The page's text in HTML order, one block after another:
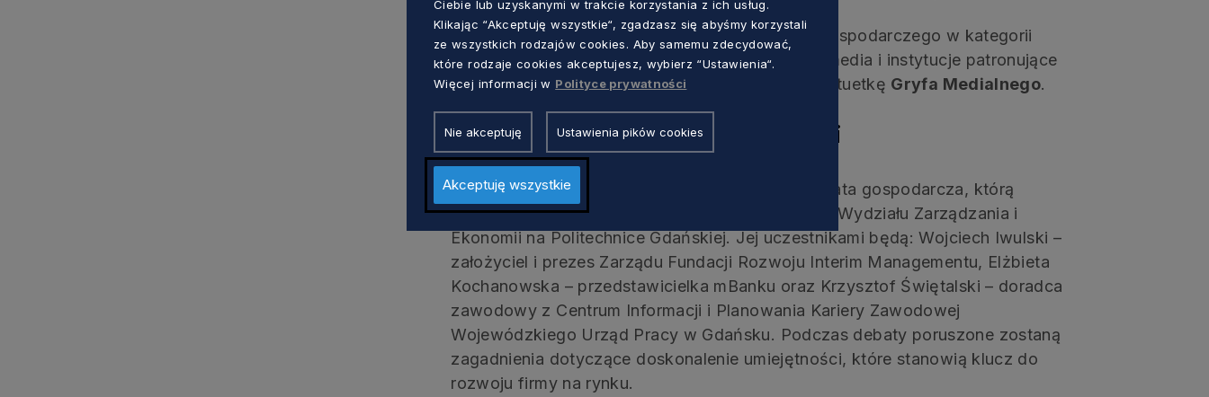
Kapituła konkursu przyzna też statuetkę Gryfa Gospodarczego w kategorii
Gmina przyjazna przedsiębiorcom, natomiast media i instytucje patronujące
konkursowi przyznają jednemu z uczestników statuetkę Gryfa Medialnego.
Debata o doskonaleniu umiejętności
Uroczystą galę wręczenia nagród poprzedzi debata gospodarcza, którą
poprowadzi prof. Małgorzata Gawrycka, dziekan Wydziału Zarządzania i
Ekonomii na Politechnice Gdańskiej. Jej uczestnikami będą: Wojciech Iwulski –
założyciel i prezes Zarządu Fundacji Rozwoju Interim Managementu, Elżbieta
Kochanowska – przedstawicielka mBanku oraz Krzysztof Świętalski – doradca
zawodowy z Centrum Informacji i Planowania Kariery Zawodowej
Wojewódzkiego Urząd Pracy w Gdańsku. Podczas debaty poruszone zostaną
zagadnienia dotyczące doskonalenie umiejętności, które stanowią klucz do
rozwoju firmy na rynku.
Ciebie lub uzyskanymi w trakcie korzystania z ich usług.
Klikając “Akceptuję wszystkie“, zgadzasz się abyśmy korzystali
ze wszystkich rodzajów cookies. Aby samemu zdecydować,
które rodzaje cookies akceptujesz, wybierz “Ustawienia“.
Więcej informacji w Polityce prywatności
Nie akceptuję Ustawienia pików cookies
Akceptuję wszystkie